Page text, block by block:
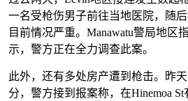
一名受枪伤男子前往当地医院，随
目前情况严重。Manawatu警局地区
示，警方正在全力调查此案。
此外，还有多处房产遭到枪击。昨
分，警方接到报案称，在Hinemoa